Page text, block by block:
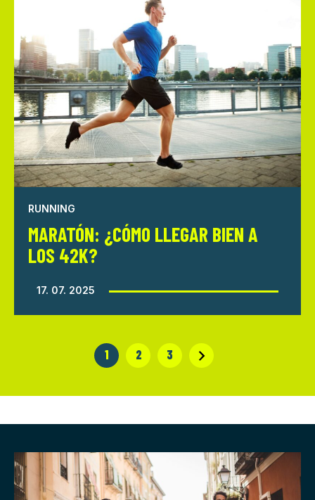
RUNNING
MARATÓN: ¿CÓMO LLEGAR BIEN A
LOS 42K?
17. 07. 2025
1 2 3